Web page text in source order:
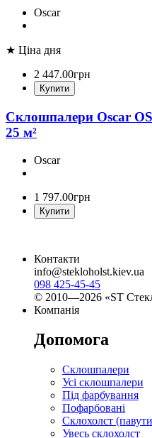
Oscar
★ Ціна дня
2 447.00грн
Купити
Склошпалери Oscar
25 м²
Oscar
1 797.00грн
Купити
Контакти
info@stekloholst.kiev.ua
098 425-45-45
© 2010—2026 «ST
Компанія
Допомога
Склошпалери
Усі склошпалери
Під фарбування
Пофарбовані
Склохолст
Увесь склохолст